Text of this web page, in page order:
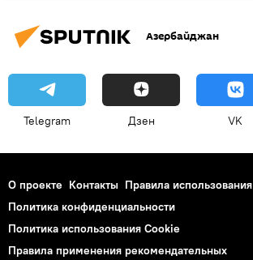
Азербайджан
Telegram Дзен VK
О проекте Контакты Правила использования
Политика конфиденциальности
Политика использования Cookie
Правила применения рекомендательных